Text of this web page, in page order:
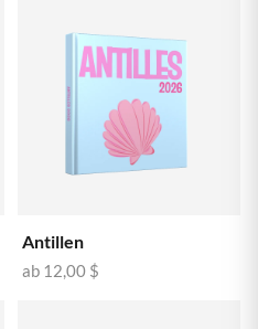
Antillen
ab 12,00 $